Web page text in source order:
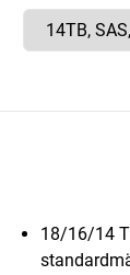
18/16/14